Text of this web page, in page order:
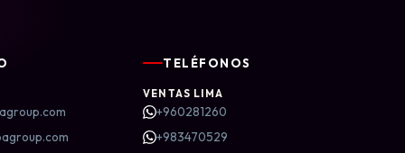
TELÉFONOS
VENTAS LIMA
+960281260
+983470529